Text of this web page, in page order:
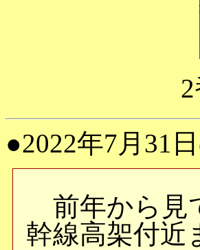
●2022年7月31
前年から見
幹線高架付近